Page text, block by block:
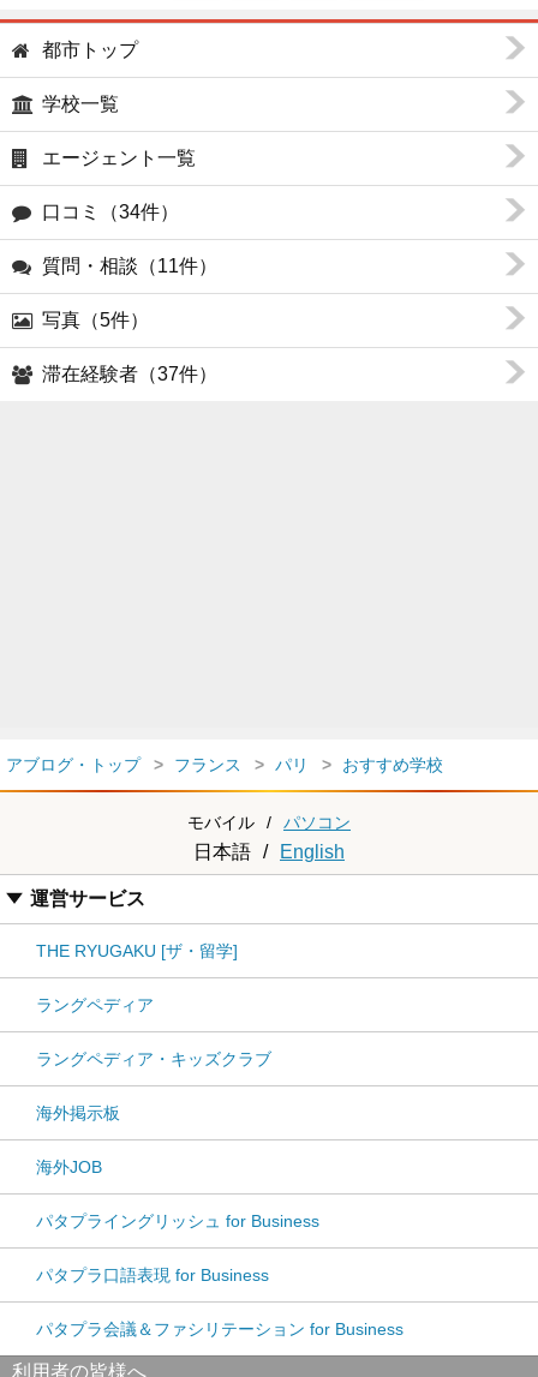
都市トップ
学校一覧
エージェント一覧
口コミ（34件）
質問・相談（11件）
写真（5件）
滞在経験者（37件）
アブログ・トップ フランス パリ おすすめ学校
モバイル / パソコン
日本語 / English
運営サービス
THE RYUGAKU [ザ・留学]
ラングペディア
ラングペディア・キッズクラブ
海外掲示板
海外JOB
パタプライングリッシュ for Business
パタプラ口語表現 for Business
パタプラ会議＆ファシリテーション for Business
利用者の皆様へ